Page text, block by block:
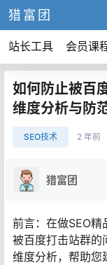
猎富团
站长工具 会员课
如何防止被百
维度分析与防
SEO技术 2 年前
猎富团
前言：在做SEO
被百度打击站群的
维度分析，帮助您